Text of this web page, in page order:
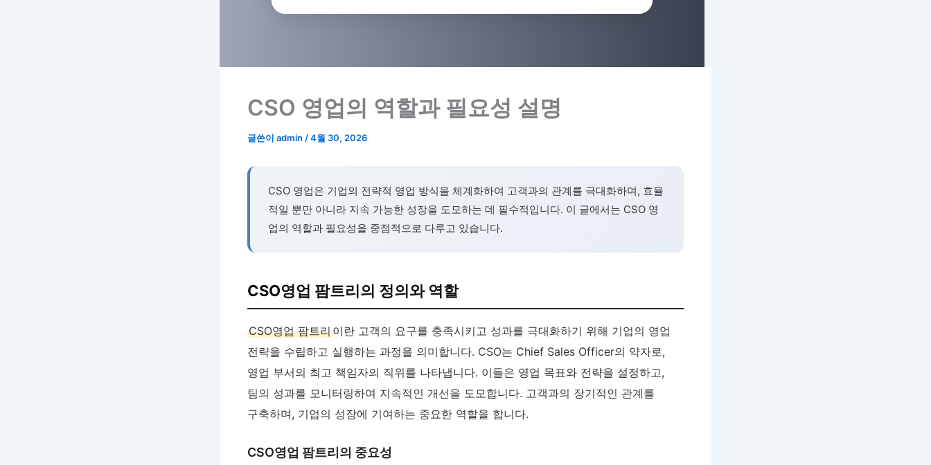
CSO 영업의 역할과 필요성 설명
글쓴이 admin /4월 30, 2026
CSO 영업은 기업의 전략적 영업 방식을 체계화하여 고객과의 관계를 극대화하며, 효율
적일 뿐만 아니라 지속 가능한 성장을 도모하는 데 필수적입니다. 이 글에서는 CSO 영
업의 역할과 필요성을 중점적으로 다루고 있습니다.
CSO영업 팜트리의 정의와 역할
CSO영업 팜트리이란 고객의 요구를 충족시키고 성과를 극대화하기 위해 기업의 영업
전략을 수립하고 실행하는 과정을 의미합니다. CSO는 Chief Sales Officer의 약자로,
영업 부서의 최고 책임자의 직위를 나타냅니다. 이들은 영업 목표와 전략을 설정하고,
팀의 성과를 모니터링하여 지속적인 개선을 도모합니다. 고객과의 장기적인 관계를
구축하며, 기업의 성장에 기여하는 중요한 역할을 합니다.
CSO영업 팜트리의 중요성